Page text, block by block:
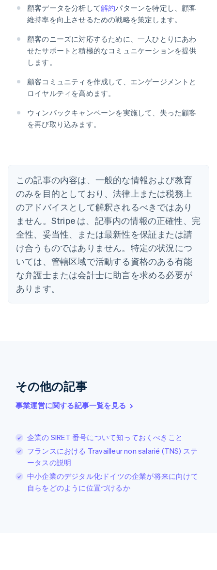
顧客データを分析して解約パターンを特定し、顧客
維持率を向上させるための戦略を策定します。
顧客のニーズに対応するために、一人ひとりにあわ
せたサポートと積極的なコミュニケーションを提供
します。
顧客コミュニティを作成して、エンゲージメントと
ロイヤルティを高めます。
ウィンバックキャンペーンを実施して、失った顧客
を再び取り込みます。
この記事の内容は、一般的な情報および教育
のみを目的としており、法律上または税務上
のアドバイスとして解釈されるべきではあり
ません。Stripe は、記事内の情報の正確性、完
全性、妥当性、または最新性を保証または請
け合うものではありません。特定の状況につ
いては、管轄区域で活動する資格のある有能
な弁護士または会計士に助言を求める必要が
あります。
その他の記事
事業運営に関する記事一覧を見る
企業の SIRET 番号について知っておくべきこと
フランスにおける Travailleur non salarié (TNS) ステ
ータスの説明
中小企業のデジタル化:ドイツの企業が将来に向けて
自らをどのように位置づけるか
アイルランド
English
English
イギリス
English
イタリア
ItalianoEnglish
インド
English
エストニア
English
オーストラリア
English
オーストリア
オランダ
NederlandsEnglish
EnglishItaliano
ジブラルタル
English
シンガポール
スイス
DeutschFrançaisItaliano English
スウェーデン
SvenskaEnglish
スペイン
EspañolEnglish
スロバキア